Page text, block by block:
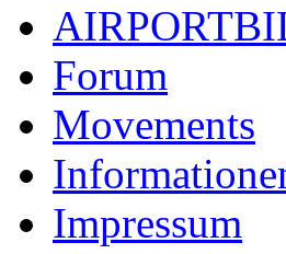
Forum
Movements
Impressum